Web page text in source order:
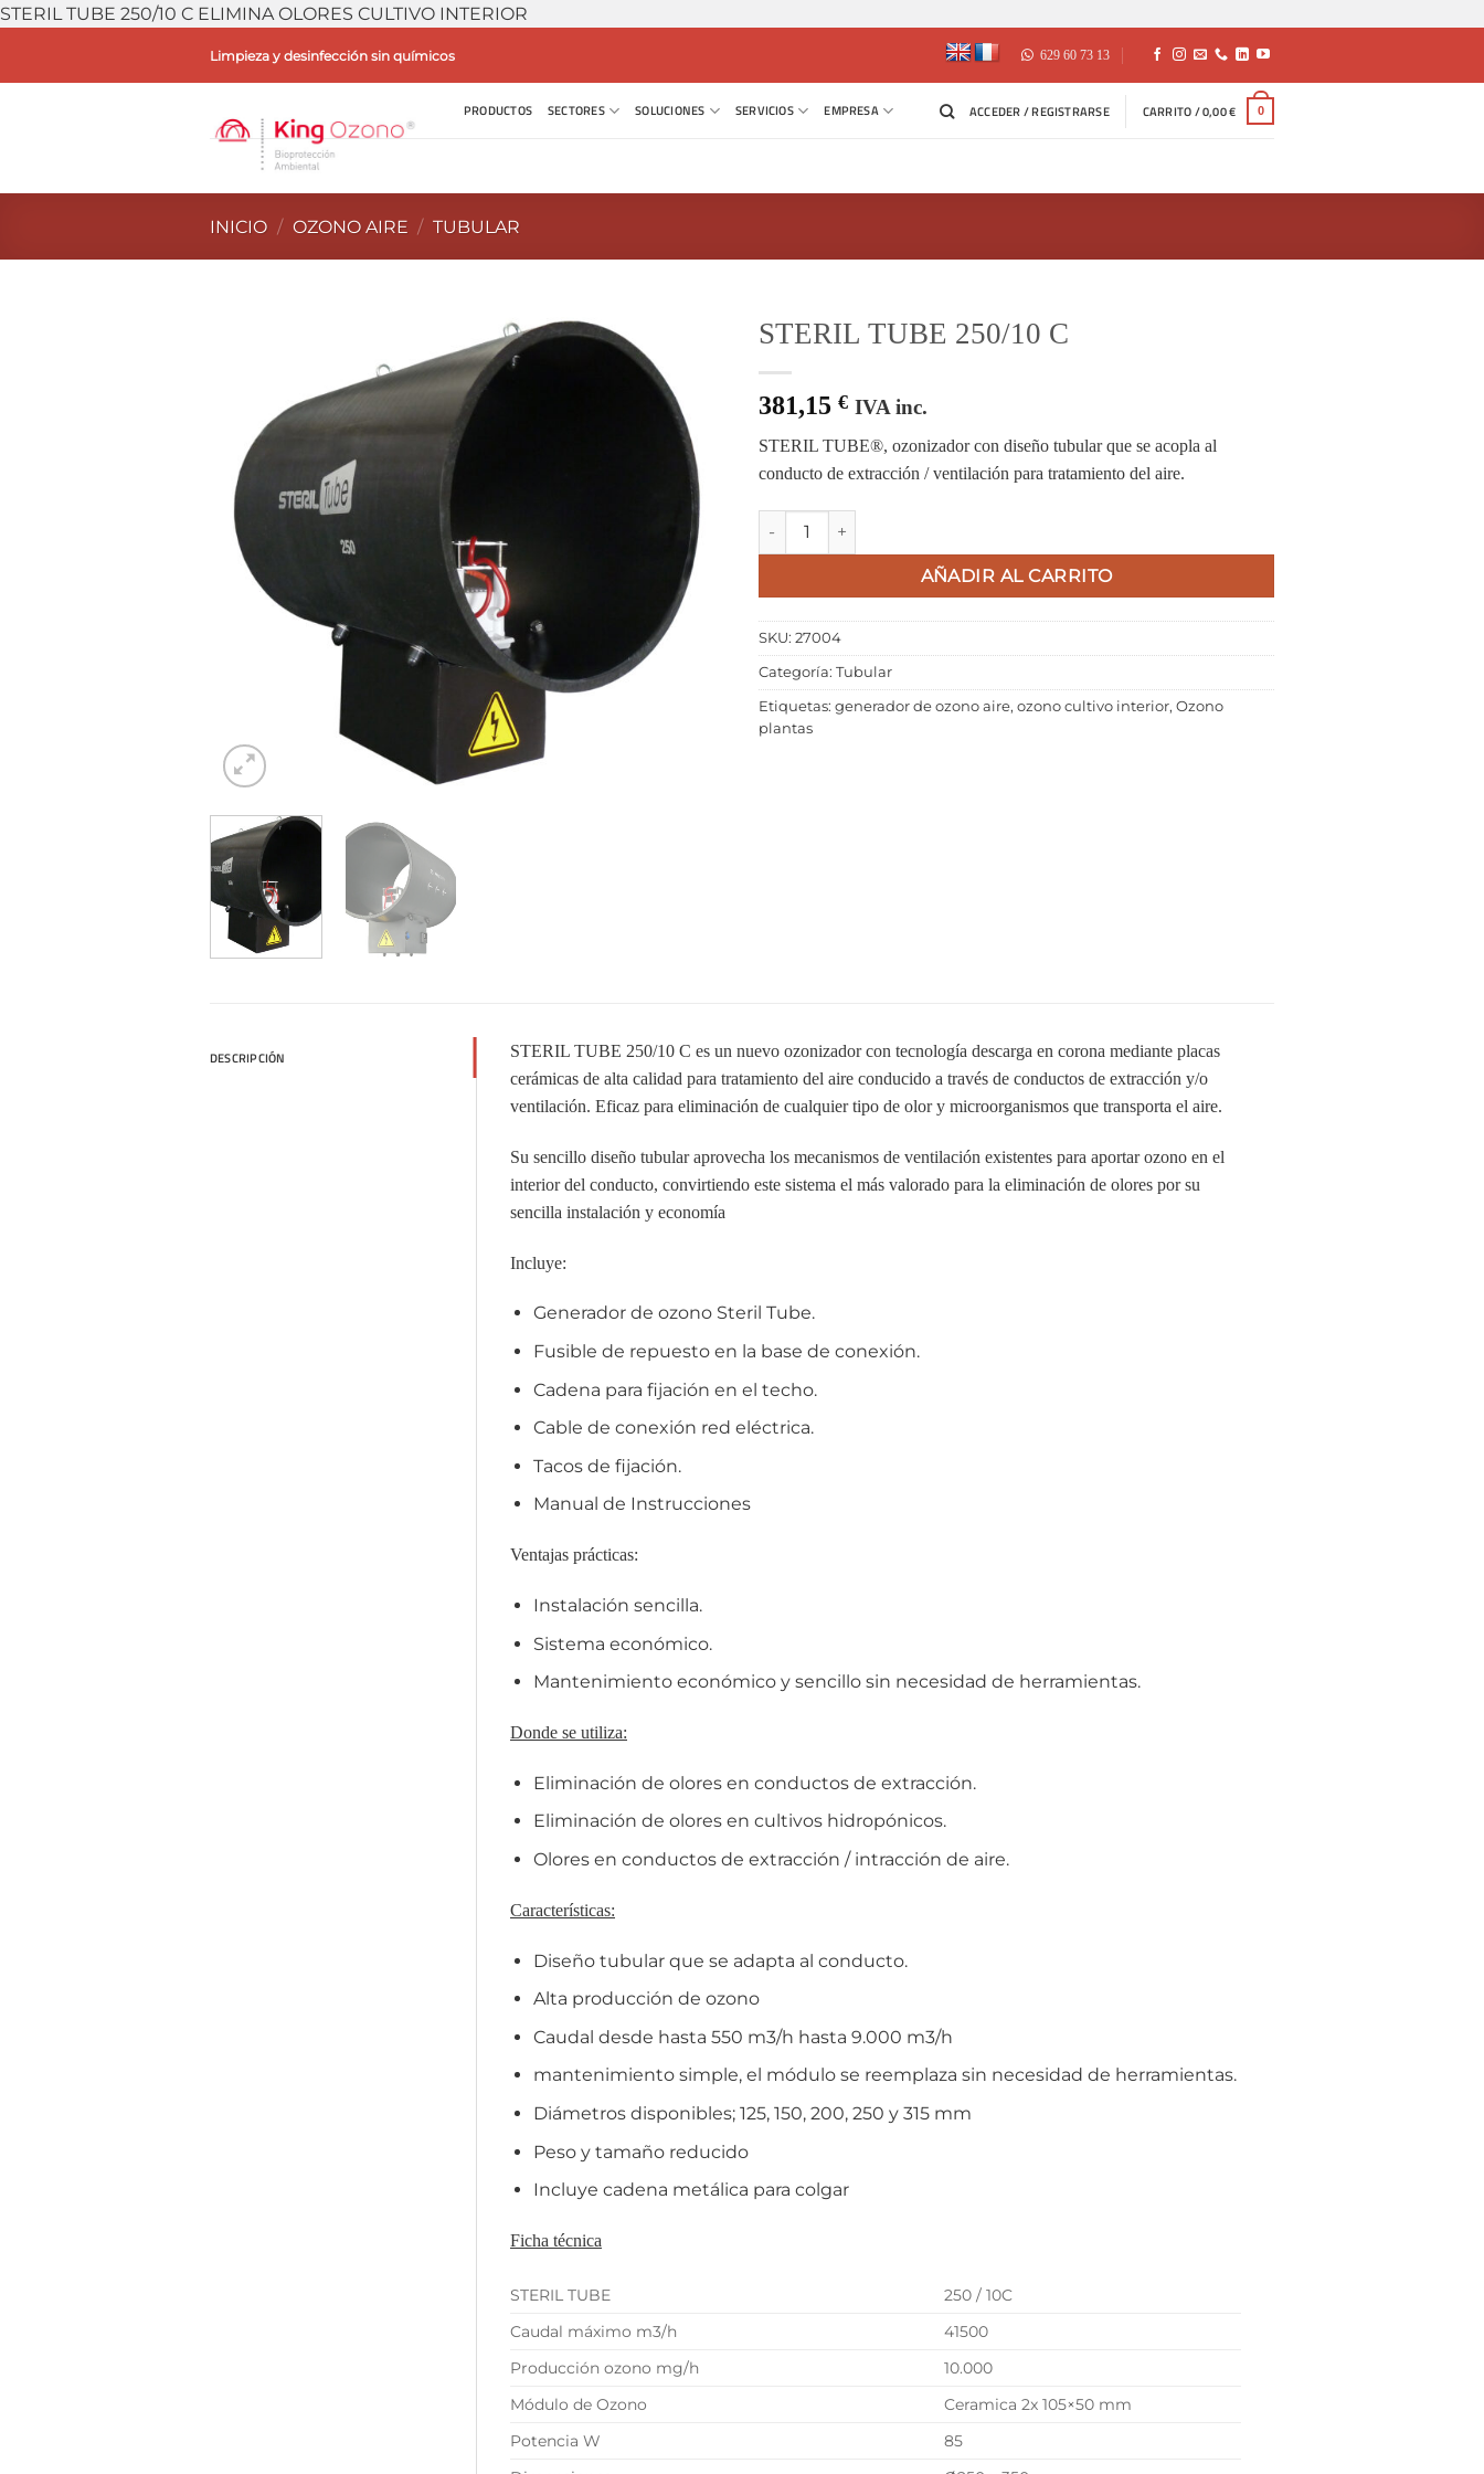
STERIL TUBE 250/10 C ELIMINA OLORES CULTIVO INTERIOR
Limpieza y desinfección sin químicos 629 60 73 13
PRODUCTOS SECTORES SOLUCIONES SERVICIOS EMPRESA ACCEDER / REGISTRARSE CARRITO /0,00€ 0
INICIO / OZONO AIRE / TUBULAR
STERIL TUBE 250/10 C
381,15 € IVA inc.
STERIL TUBE®, ozonizador con diseño tubular que se acopla al
conducto de extracción / ventilación para tratamiento del aire.
STERIL TUBE 250/10 C cantidad
AÑADIR AL CARRITO
SKU: 27004
Categoría: Tubular
Etiquetas: generador de ozono aire, ozono cultivo interior, Ozono
plantas
DESCRIPCIÓN
STERIL TUBE 250/10 C es un nuevo ozonizador con tecnología descarga en corona mediante placas
cerámicas de alta calidad para tratamiento del aire conducido a través de conductos de extracción y/o
ventilación. Eficaz para eliminación de cualquier tipo de olor y microorganismos que transporta el aire.
Su sencillo diseño tubular aprovecha los mecanismos de ventilación existentes para aportar ozono en el
interior del conducto, convirtiendo este sistema el más valorado para la eliminación de olores por su
sencilla instalación y economía
Incluye:
Generador de ozono Steril Tube.
Fusible de repuesto en la base de conexión.
Cadena para fijación en el techo.
Cable de conexión red eléctrica.
Tacos de fijación.
Manual de Instrucciones
Ventajas prácticas:
Instalación sencilla.
Sistema económico.
Mantenimiento económico y sencillo sin necesidad de herramientas.
Donde se utiliza:
Eliminación de olores en conductos de extracción.
Eliminación de olores en cultivos hidropónicos.
Olores en conductos de extracción / intracción de aire.
Características:
Diseño tubular que se adapta al conducto.
Alta producción de ozono
Caudal desde hasta 550 m3/h hasta 9.000 m3/h
mantenimiento simple, el módulo se reemplaza sin necesidad de herramientas.
Diámetros disponibles; 125, 150, 200, 250 y 315 mm
Peso y tamaño reducido
Incluye cadena metálica para colgar
Ficha técnica
STERIL TUBE
250 / 10C
Caudal máximo m3/h
41500
Producción ozono mg/h
10.000
Módulo de Ozono
Ceramica 2x 105×50 mm
Potencia W
85